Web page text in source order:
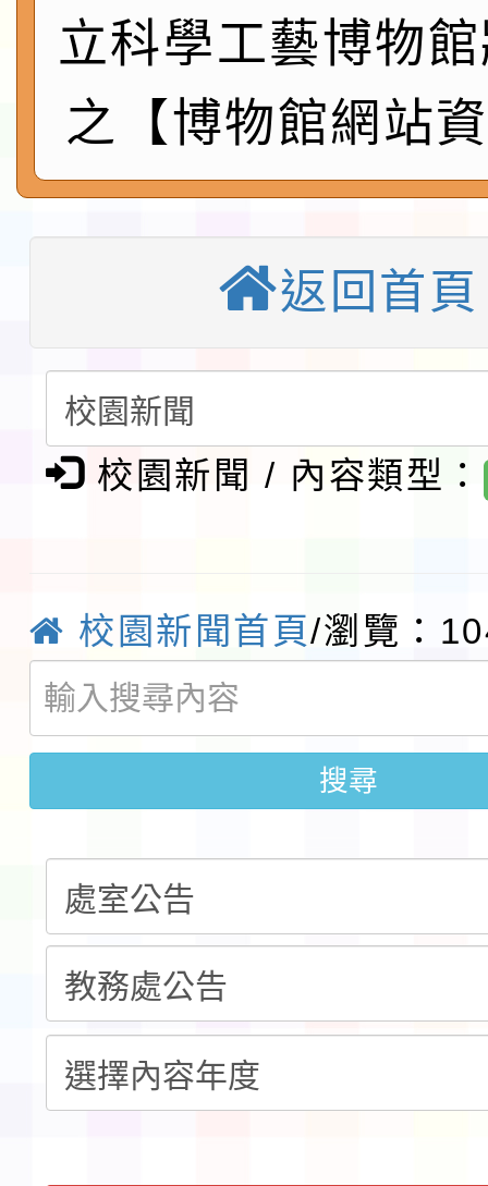
鎮韌性（防空）演習－
「115年金融知識線上
法」
本校115學年度第1學
第3次招考代課鐘點教
檢送「桃園市115學年
程安排一案
「桃園市補助參觀特色
展演活動實施計畫」
請一案
教育部校安中心白海豚
報
淨零綠領人才培育課程
檢送桃園市115學年度
實施要點各1份
程
函轉國家通訊傳播委員
鎮韌性（防空）演習－
速演練執行計畫」
「115年金融知識線上
法」
本校115學年度第1學
第3次招考代課鐘點教
告(不再辦理後續甄選)
檢送「桃園市115學年
賽實施要點」1份
本市「115學年度學生
程安排一案
「桃園市補助參觀特色
展演活動實施計畫」
請一案
立科學工藝博物
之【博物館網站
返回首頁
校園新聞 / 內容類型：
校園新聞首頁/瀏覽：
搜尋